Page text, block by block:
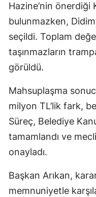
Hazine’nin önerdiği
bulunmazken,
seçildi. Toplam
taşınmazların
görüldü.
Mahsuplaşma
milyon TL’lik fark,
Süreç, Belediye
tamamlandı ve
onayladı.
Başkan Arıkan,
memnuniyetle